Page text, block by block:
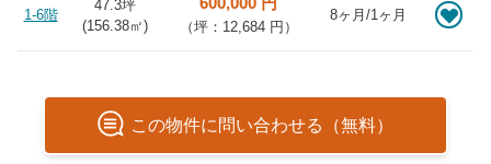
1-6階
47.3坪
(156.38㎡) （坪：12,684 円）
8ヶ月/1ヶ月
この物件に問い合わせる（無料）